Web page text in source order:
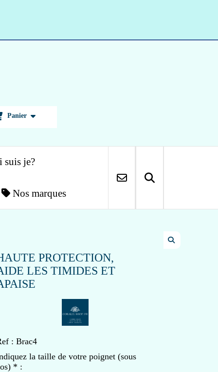
Panier
suis je?
Nos marques
PROTECTION,
LES TIMIDES ET
: Brac4
la taille de votre poignet (sous
* :